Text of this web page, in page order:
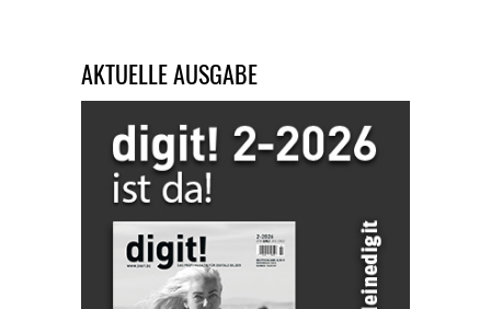
AKTUELLE AUSGABE